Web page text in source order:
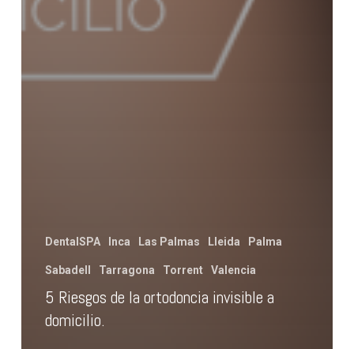
DentalSPA Inca Las Palmas Lleida Palma
Sabadell Tarragona Torrent Valencia
5 Riesgos de la ortodoncia invisible a
domicilio.